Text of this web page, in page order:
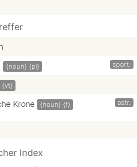
{noun} {pl} sport.
{vt}
Krone {noun} {f} astr.
Index